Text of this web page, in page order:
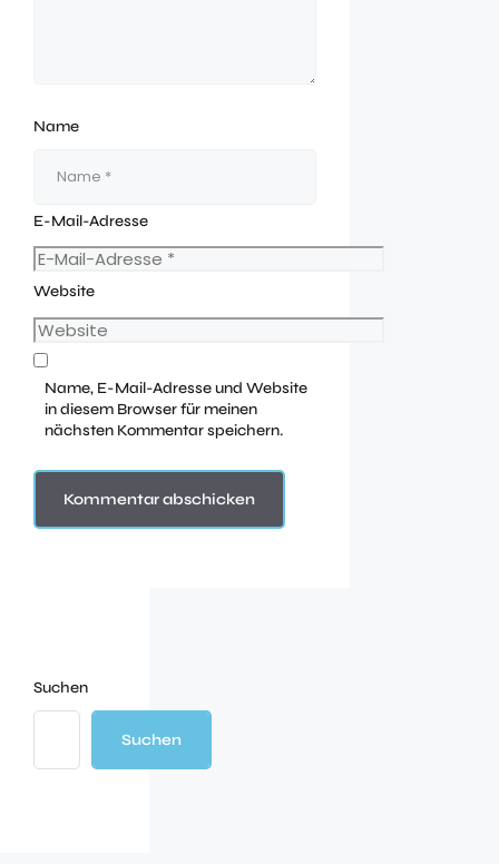
Name
E-Mail-Adresse
Website
Name, E-Mail-Adresse und Website
in diesem Browser für meinen
nächsten Kommentar speichern.
Suchen
Suchen